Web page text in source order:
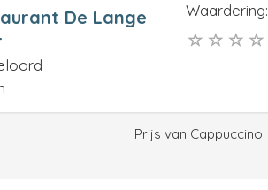
De Lange
Waardering:
Prijs van Cappuccino